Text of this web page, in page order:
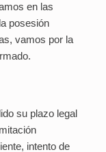
en las
posesión
vamos por la
su plazo legal
intento de